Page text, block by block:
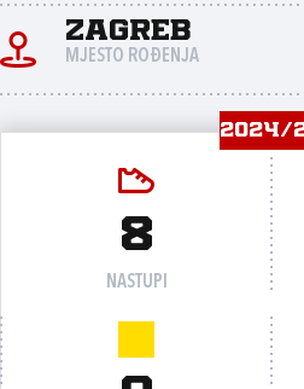
Zagreb
MJESTO ROĐENJA
2024/
8
NASTUPI